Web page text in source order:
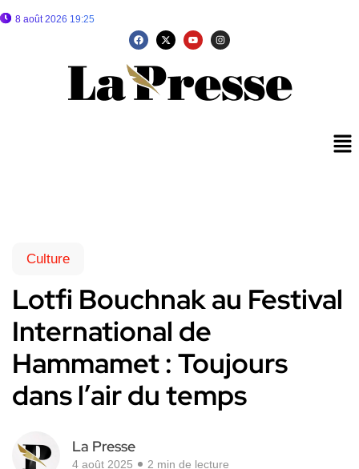
8 août 2026 19:25
Culture
Lotfi Bouchnak au Festival
International de
Hammamet : Toujours
dans l’air du temps
La Presse
4 août 2025 2 min de lecture